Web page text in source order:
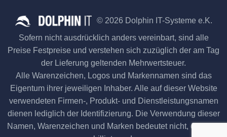
© 2026 Dolphin IT-Systeme e.K.
Sofern nicht ausdrücklich anders vereinbart, sind alle
Preise Festpreise und verstehen sich zuzüglich der am Tag
der Lieferung geltenden Mehrwertsteuer.
Alle Warenzeichen, Logos und Markennamen sind das
Eigentum ihrer jeweiligen Inhaber. Alle auf dieser Website
verwendeten Firmen-, Produkt- und Dienstleistungsnamen
dienen lediglich der Identifizierung. Die Verwendung dieser
Namen, Warenzeichen und Marken bedeutet nicht, dass sie